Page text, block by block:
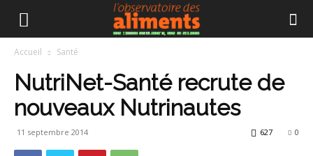
Accueil Santé
NutriNet-Santé recrute de
nouveaux Nutrinautes
11 septembre 2014 0
627